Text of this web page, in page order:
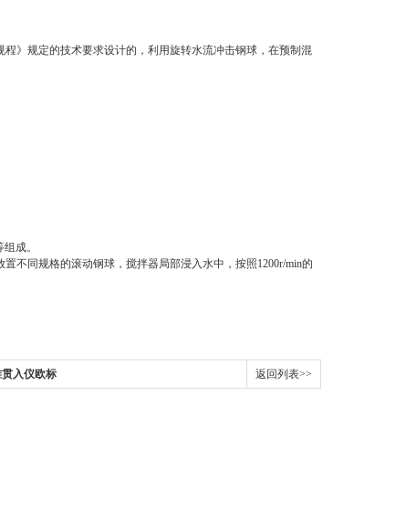
》 规定的技术要求设计的，利用旋转水流冲击钢球，在预制混
成。
不同规格的滚动钢球，搅拌器局部浸入水中，按照1200r/min的
贯入仪欧标 返回列表>>